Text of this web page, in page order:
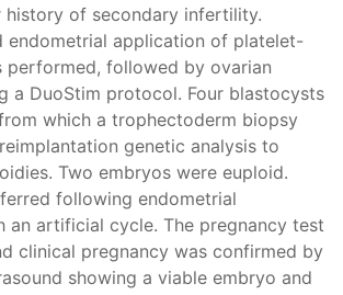
history of secondary infertility.
endometrial application of platelet-
performed, followed by ovarian
a DuoStim protocol. Four blastocysts
which a trophectoderm biopsy
genetic analysis to
Two embryos were euploid.
following endometrial
an artificial cycle. The pregnancy test
clinical pregnancy was confirmed by
showing a viable embryo and